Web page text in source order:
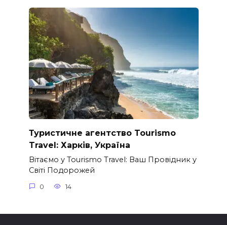
Туристичне агентство Tourismo
Travel: Харків, Україна
Вітаємо у Tourismo Travel: Ваш Провідник у
Світі Подорожей
0 14